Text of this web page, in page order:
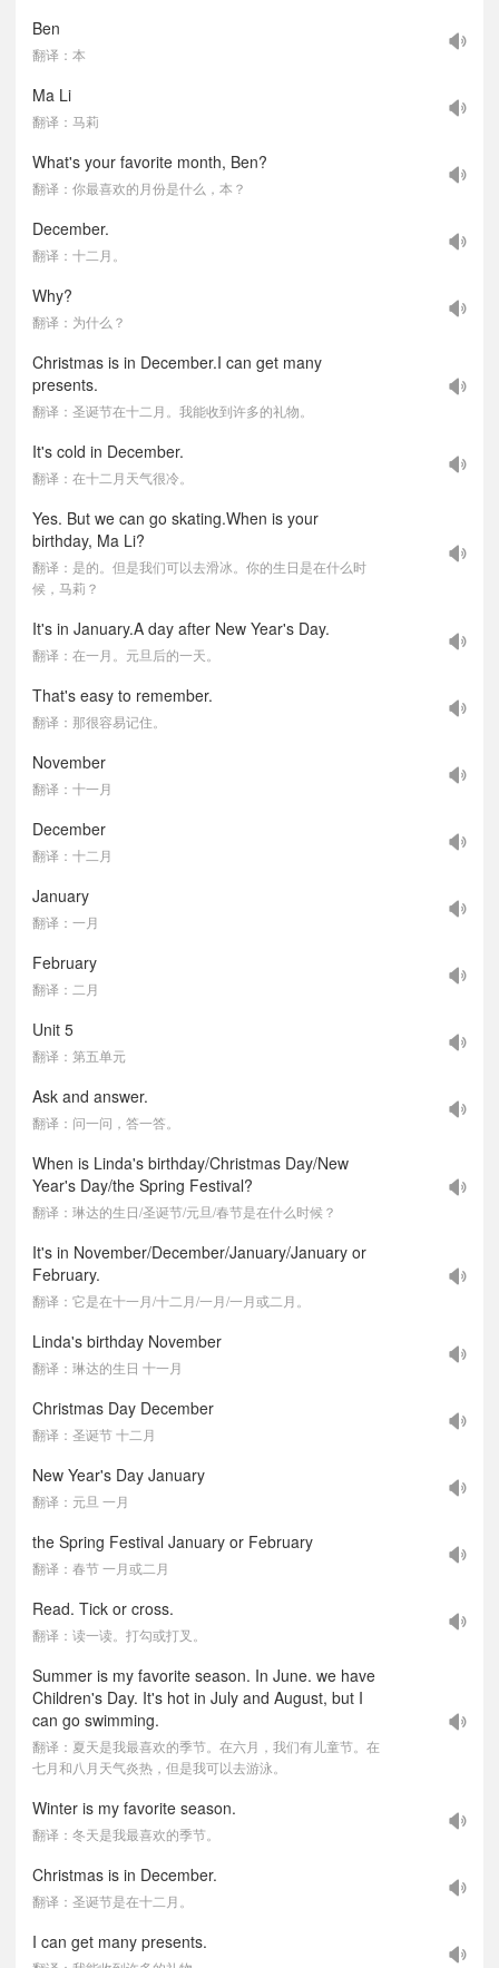
Ben
翻译：本
Ma Li
翻译：马莉
What's your favorite month, Ben?
翻译：你最喜欢的月份是什么，本？
December.
翻译：十二月。
Why?
翻译：为什么？
Christmas is in December.I can get many
presents.
翻译：圣诞节在十二月。我能收到许多的礼物。
It's cold in December.
翻译：在十二月天气很冷。
Yes. But we can go skating.When is your
birthday, Ma Li?
翻译：是的。但是我们可以去滑冰。你的生日是在什么时
候，马莉？
It's in January.A day after New Year's Day.
翻译：在一月。元旦后的一天。
That's easy to remember.
翻译：那很容易记住。
November
翻译：十一月
December
翻译：十二月
January
翻译：一月
February
翻译：二月
Unit 5
翻译：第五单元
Ask and answer.
翻译：问一问，答一答。
When is Linda's birthday/Christmas Day/New
Year's Day/the Spring Festival?
翻译：琳达的生日/圣诞节/元旦/春节是在什么时候？
It's in November/December/January/January or
February.
翻译：它是在十一月/十二月/一月/一月或二月。
Linda's birthday November
翻译：琳达的生日 十一月
Christmas Day December
翻译：圣诞节 十二月
New Year's Day January
翻译：元旦 一月
the Spring Festival January or February
翻译：春节 一月或二月
Read. Tick or cross.
翻译：读一读。打勾或打叉。
Summer is my favorite season. In June. we have
Children's Day. It's hot in July and August, but I
can go swimming.
翻译：夏天是我最喜欢的季节。在六月，我们有儿童节。在
七月和八月天气炎热，但是我可以去游泳。
Winter is my favorite season.
翻译：冬天是我最喜欢的季节。
Christmas is in December.
翻译：圣诞节是在十二月。
I can get many presents.